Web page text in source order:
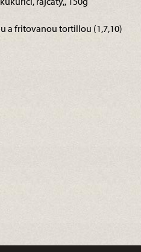
a fritovanou tortillou (1,7,10)